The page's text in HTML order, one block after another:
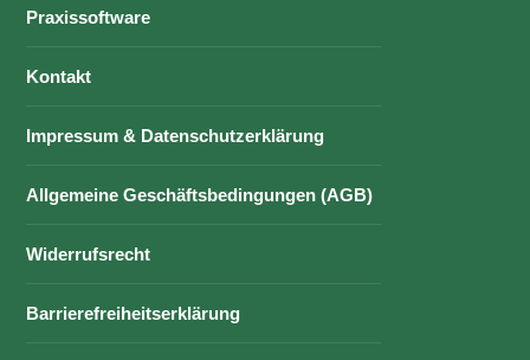
Praxissoftware
Kontakt
Impressum & Datenschutzerklärung
Allgemeine Geschäftsbedingungen (AGB)
Widerrufsrecht
Barrierefreiheitserklärung